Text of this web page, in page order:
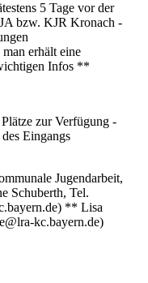
5 Tage vor der
bzw. KJR Kronach -
erhält eine
Infos **
zur Verfügung -
Eingangs
Jugendarbeit,
Schuberth, Tel.
** Lisa
kc.bayern.de)